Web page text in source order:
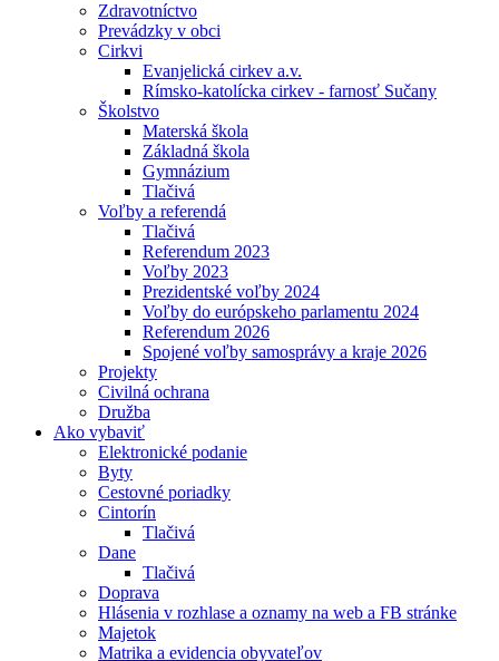
Zdravotníctvo
Prevádzky v obci
Cirkvi
Evanjelická cirkev a.v.
Rímsko-katolícka cirkev - farnosť Sučany
Školstvo
Materská škola
Základná škola
Gymnázium
Tlačivá
Voľby a referendá
Tlačivá
Referendum 2023
Voľby 2023
Prezidentské voľby 2024
Voľby do európskeho parlamentu 2024
Referendum 2026
Spojené voľby samosprávy a kraje 2026
Projekty
Civilná ochrana
Družba
Ako vybaviť
Elektronické podanie
Byty
Cestovné poriadky
Cintorín
Tlačivá
Dane
Tlačivá
Doprava
Hlásenia v rozhlase a oznamy na web a FB stránke
Majetok
Matrika a evidencia obyvateľov